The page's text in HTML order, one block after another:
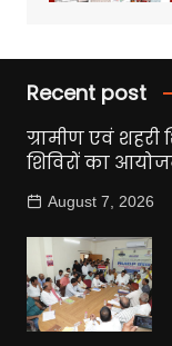
Recent post
ग्रामीण एवं शहरी
शिविरों का
August 7, 2026